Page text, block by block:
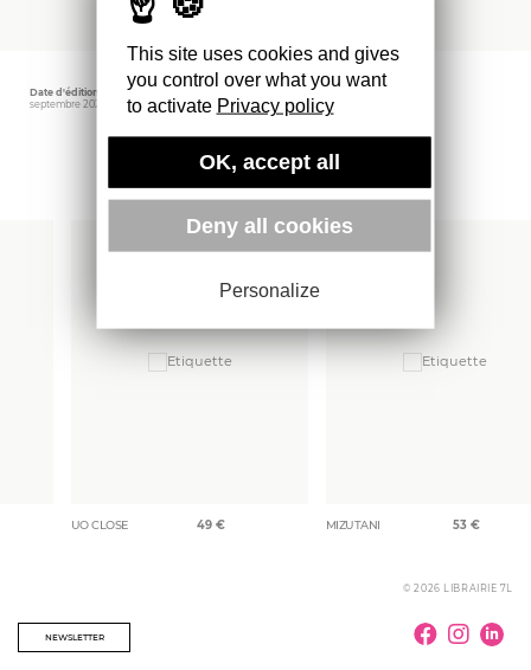
NEWSLETTER
Date d'édition
septembre 2025
IDEA
Plus d'ouvrages
UO CLOSE 49 € MIZUTANI 53 €
© 2026 LIBRAIRIE 7L
This site uses cookies and gives
you control over what you want
to activate Privacy policy
OK, accept all
Deny all cookies
Personalize